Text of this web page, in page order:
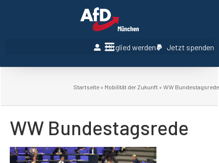
Mitglied werden Jetzt spenden
Startseite » Mobilität der Zukunft » WW Bundestagsrede
WW Bundestagsrede